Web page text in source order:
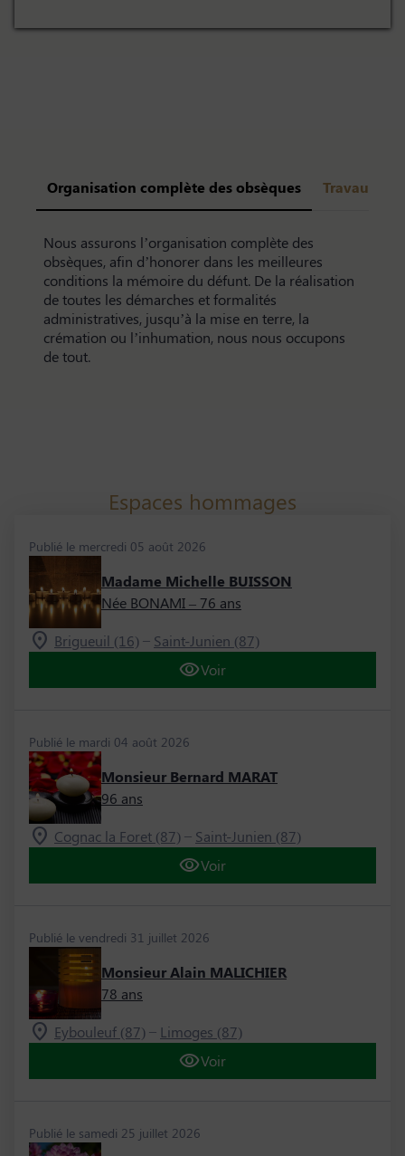
Organisation complète des obsèques Travaux de
Nous assurons l’organisation complète des
obsèques, afin d’honorer dans les meilleures
conditions la mémoire du défunt. De la réalisation
de toutes les démarches et formalités
administratives, jusqu’à la mise en terre, la
crémation ou l’inhumation, nous nous occupons
de tout.
Espaces hommages
Publié le mercredi 05 août 2026
Madame Michelle BUISSON
Née BONAMI– 76 ans
Brigueuil (16)– Saint-Junien (87)
Voir
Publié le mardi 04 août 2026
Monsieur Bernard MARAT
96 ans
Cognac la Foret (87)– Saint-Junien (87)
Voir
Publié le vendredi 31 juillet 2026
Monsieur Alain MALICHIER
78 ans
Eybouleuf (87)– Limoges (87)
Voir
Publié le samedi 25 juillet 2026